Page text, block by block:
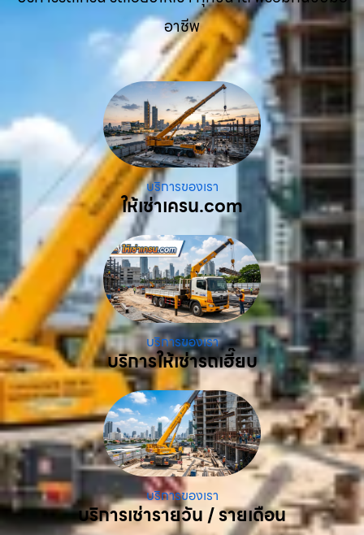
อาชีพ
บริการของเรา
ให้เช่าเครน.com
บริการของเรา
บริการให้เช่ารถเฮี๊ยบ
บริการของเรา
บริการเช่ารายวัน / รายเดือน